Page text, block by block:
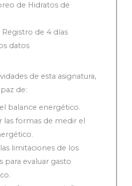
de Hidratos de
de 4 días
datos
de esta asignatura,
de:
balance energético.
las formas de medir el
limitaciones de los
para evaluar gasto